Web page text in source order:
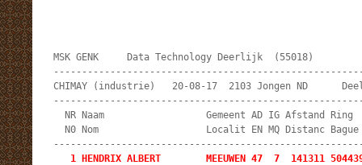
MSK GENK     Data
CHIMAY (industrie)   20-08-17  2103 Jongen ND
NR Naam                  Gemeent AD IG
N0 Nom                   Localit EN MQ
1 HENDRIX ALBERT        MEEUWEN 47  7  141311